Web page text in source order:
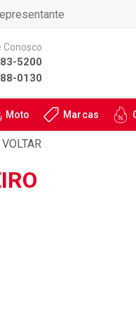
Conosco
5200
0130
Moto Marcas
VOLTAR